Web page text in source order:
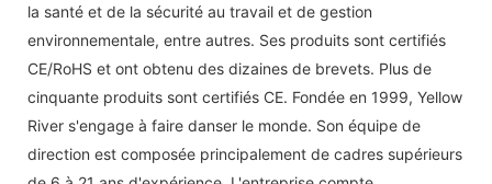
la santé et de la sécurité au travail et de gestion
environnementale, entre autres. Ses produits sont certifiés
CE/RoHS et ont obtenu des dizaines de brevets. Plus de
cinquante produits sont certifiés CE. Fondée en 1999, Yellow
River s'engage à faire danser le monde. Son équipe de
direction est composée principalement de cadres supérieurs